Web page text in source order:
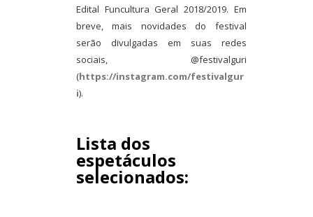
Edital Funcultura Geral 2018/2019. Em
breve, mais novidades do festival
serão divulgadas em suas redes
sociais, @festivalguri
(https://instagram.com/festivalgur
i).
Lista dos
espetáculos
selecionados: